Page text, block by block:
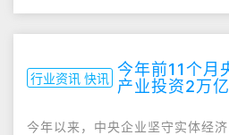
行业资讯 快讯 今年前11个月
产业投资2万
今年以来，中央企业坚守实体经